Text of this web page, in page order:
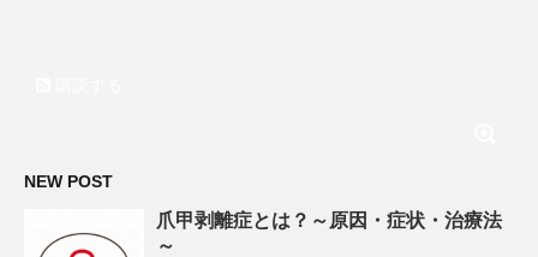
NEW POST
爪甲剥離症とは？～原因・症状・治療法
～